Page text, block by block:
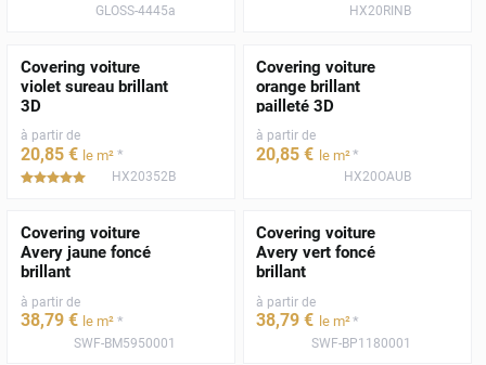
GLOSS-4445a HX20RINB
Covering voiture
violet sureau brillant
3D
à partir de
20,85 € le m² *
*****HX20352B
Covering voiture
orange brillant
pailleté 3D
à partir de
20,85 € le m²*
HX20OAUB
Covering voiture
Avery jaune foncé
brillant
à partir de
38,79 € le m² *
SWF-BM5950001
Covering voiture
Avery vert foncé
brillant
à partir de
38,79 € le m²*
SWF-BP1180001